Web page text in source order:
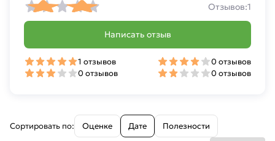
Сортировать по: Оценке Дате Полезности
Отзывов:1
Написать отзыв
1 отзывов
0 отзывов
0 отзывов
0 отзывов